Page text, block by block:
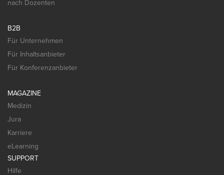
nach Dozenten
B2B
Für Unternehmen
Für Inhaltsanbieter
Für Konferenzanbieter
MAGAZINE
Medizin
Jura
Karriere
eLearning
SUPPORT
Hilfe